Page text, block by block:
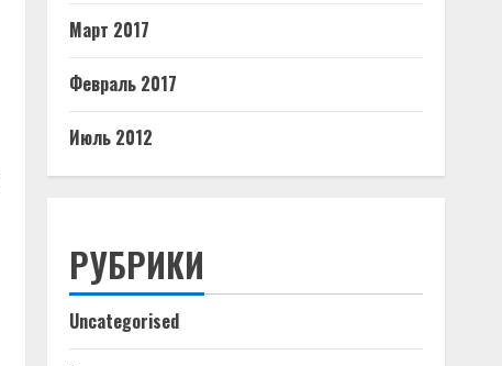
Март 2017
Февраль 2017
Июль 2012
РУБРИКИ
Uncategorised